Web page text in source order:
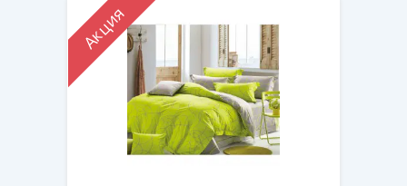
Акция